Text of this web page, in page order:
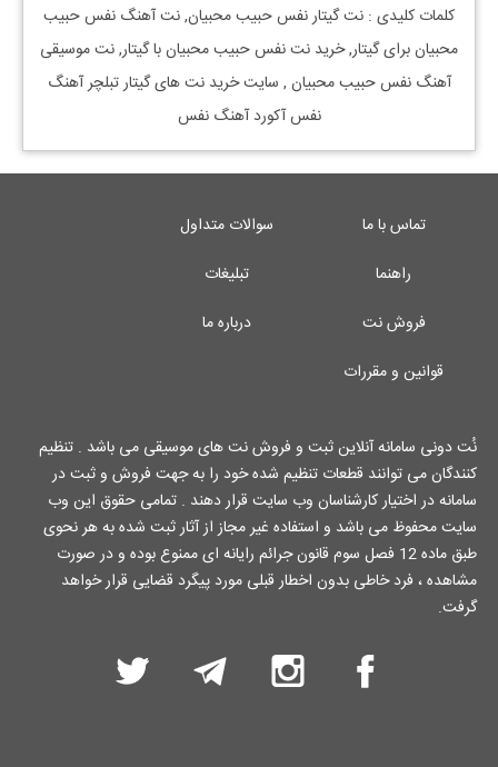
کلمات کلیدی : نتگیتارنفس حبیب محبیان, نت آهنگ نفس حبیب
محبیانبرایگیتار, خرید نتنفس حبیب محبیانباگیتار, نت موسیقی
آهنگ نفس حبیب محبیان , سایت خرید نت های گیتار تبلچر آهنگ
نفس آکورد آهنگ نفس
تماس با ما
سوالات متداول
راهنما
تبلیغات
فروش نت
درباره ما
قوانین و مقررات
نُت دونی سامانه آنلاین ثبت و فروش نت های موسیقی می باشد . تنظیم
کنندگان می توانند قطعات تنظیم شده خود را به جهت فروش و ثبت در
سامانه در اختیار کارشناسان وب سایت قرار دهند . تمامی حقوق این وب
سایت محفوظ می باشد و استفاده غیر مجاز از آثار ثبت شده به هر نحوی
طبق ماده 12 فصل سوم قانون جرائم رایانه ای ممنوع بوده و در صورت
مشاهده ، فرد خاطی بدون اخطار قبلی مورد پیگرد قضایی قرار خواهد
گرفت.